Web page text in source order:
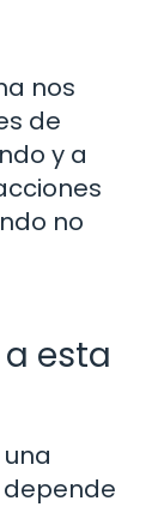
nos
de
y a
no
esta